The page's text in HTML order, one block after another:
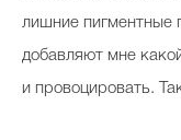
лишние пигментные
добавляют мне
и провоцировать.